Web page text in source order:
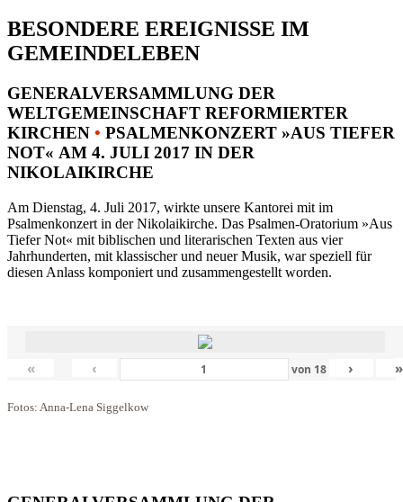
BESONDERE EREIGNISSE IM
GEMEINDELEBEN
GENERALVERSAMMLUNG DER
WELTGEMEINSCHAFT REFORMIERTER
KIRCHEN • PSALMENKONZERT »AUS TIEFER
NOT« AM 4. JULI 2017 IN DER
NIKOLAIKIRCHE
Am Dienstag, 4. Juli 2017, wirkte unsere Kantorei mit im
Psalmenkonzert in der Nikolaikirche. Das Psalmen-Oratorium »Aus
Tiefer Not« mit biblischen und literarischen Texten aus vier
Jahrhunderten, mit klassischer und neuer Musik, war speziell für
diesen Anlass komponiert und zusammengestellt worden.
« ‹ von 18 › »
Fotos: Anna-Lena Siggelkow